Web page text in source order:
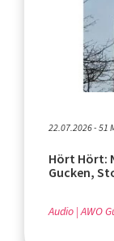
22.07.2026 - 51
Hört Hört:
Gucken,
Audio AWO